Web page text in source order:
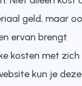
geld, maar
ervan brengt
kosten met zich
kun je deze